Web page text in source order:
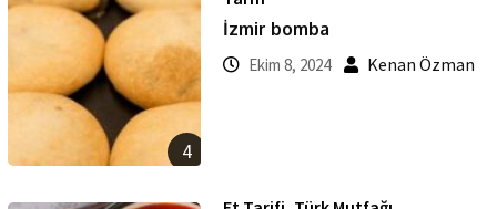
4
İzmir bomba
Ekim 8, 2024 Kenan Özman